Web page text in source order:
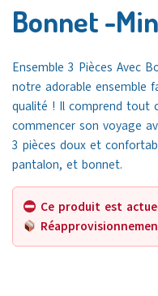
Bonnet -
Ensemble 3 Pièces Avec
notre adorable ensemble
qualité ! Il comprend tout
commencer son voyage
3 pièces doux et
pantalon, et bonnet.
Ce produit est